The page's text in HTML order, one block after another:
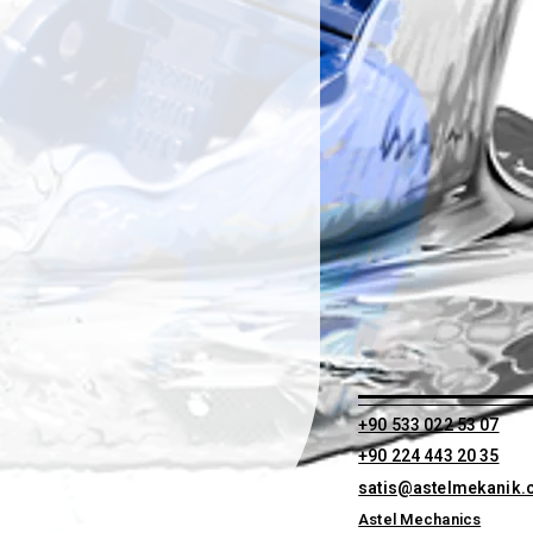
+90 533 022 53 07
+90 224 443 20 35
Astel Mechanics